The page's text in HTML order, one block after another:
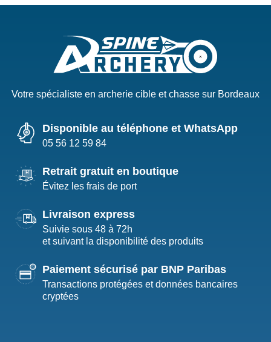
Votre spécialiste en archerie cible et chasse sur Bordeaux
Disponible au téléphone et WhatsApp
05 56 12 59 84
Retrait gratuit en boutique
Évitez les frais de port
Livraison express
Suivie sous 48 à 72h
et suivant la disponibilité des produits
Paiement sécurisé par BNP Paribas
Transactions protégées et données bancaires
cryptées